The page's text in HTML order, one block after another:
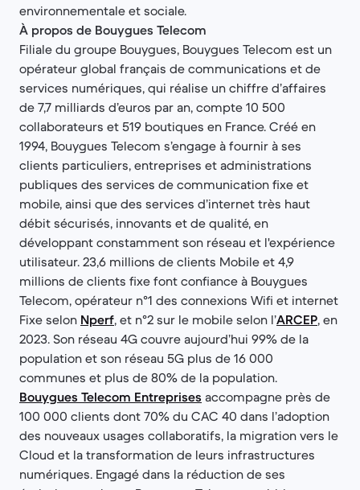
environnementale et sociale.
À propos de Bouygues Telecom
Filiale du groupe Bouygues, Bouygues Telecom est un
opérateur global français de communications et de
services numériques, qui réalise un chiffre d’affaires
de 7,7 milliards d’euros par an, compte 10 500
collaborateurs et 519 boutiques en France. Créé en
1994, Bouygues Telecom s’engage à fournir à ses
clients particuliers, entreprises et administrations
publiques des services de communication fixe et
mobile, ainsi que des services d’internet très haut
débit sécurisés, innovants et de qualité, en
développant constamment son réseau et l'expérience
utilisateur. 23,6 millions de clients Mobile et 4,9
millions de clients fixe font confiance à Bouygues
Telecom, opérateur n°1 des connexions Wifi et internet
Fixe selon Nperf, et n°2 sur le mobile selon l’ARCEP, en
2023. Son réseau 4G couvre aujourd’hui 99% de la
population et son réseau 5G plus de 16 000
communes et plus de 80% de la population.
Bouygues Telecom Entreprises accompagne près de
100 000 clients dont 70% du CAC 40 dans l’adoption
des nouveaux usages collaboratifs, la migration vers le
Cloud et la transformation de leurs infrastructures
numériques. Engagé dans la réduction de ses